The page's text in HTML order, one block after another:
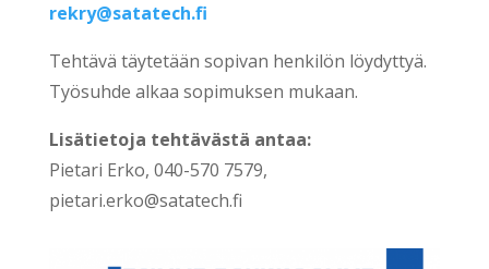
rekry@satatech.fi
Tehtävä täytetään sopivan henkilön löydyttyä.
Työsuhde alkaa sopimuksen mukaan.
Lisätietoja tehtävästä antaa:
Pietari Erko, 040-570 7579,
pietari.erko@satatech.fi